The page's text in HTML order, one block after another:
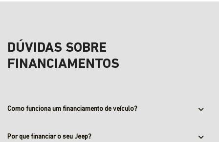
DÚVIDAS SOBRE
FINANCIAMENTOS
Como funciona um financiamento de veículo?
Por que financiar o seu Jeep?